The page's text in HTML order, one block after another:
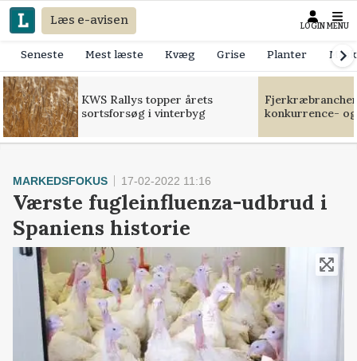
Læs e-avisen LOGIN MENU
Seneste Mest læste Kvæg Grise Planter
KWS Rallys topper årets
sortsforsøg i vinterbyg
konkurrence-
MARKEDSFOKUS 17-02-2022 11:16
Værste fugleinfluenza-udbrud i
Spaniens historie